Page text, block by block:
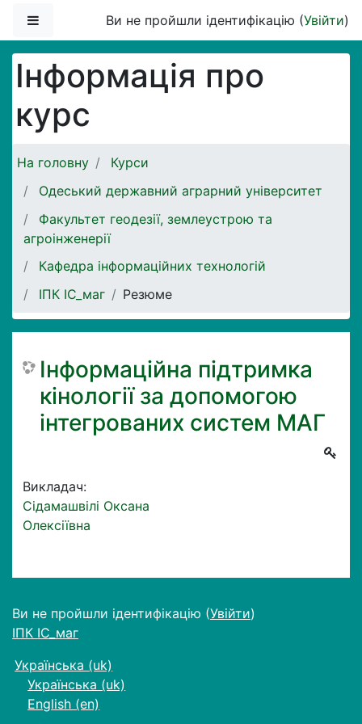
Бокова панельВи не пройшли ідентифікацію (Увійти)
Інформація про
курс
На головну
Курси
Одеський державний аграрний університет
Факультет геодезії, землеустрою та
агроінженерії
Кафедра інформаційних технологій
ІПК ІС_маг
Резюме
Інформаційна підтримка
кінології за допомогою
інтегрованих систем МАГ
Викладач:
Сідамашвілі Оксана
Олексіївна
Ви не пройшли ідентифікацію (Увійти)
ІПК ІС_маг
Українська ‎(uk)‎
Українська ‎(uk)‎
English ‎(en)‎